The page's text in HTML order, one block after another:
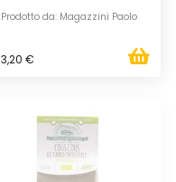
Prodotto da: Magazzini Paolo
3,20 €